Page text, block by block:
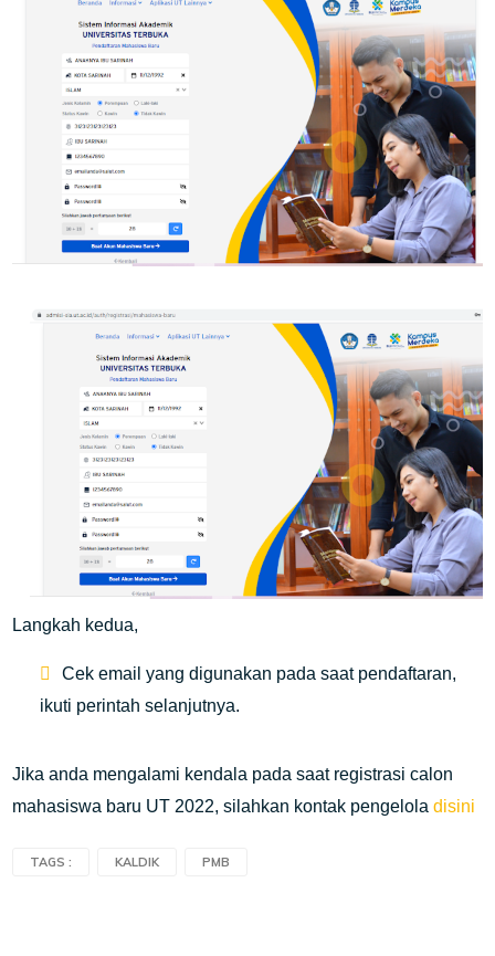
Langkah kedua,
Cek email yang digunakan pada saat pendaftaran,
ikuti perintah selanjutnya.
Jika anda mengalami kendala pada saat registrasi calon
mahasiswa baru UT 2022, silahkan kontak pengeloladisini
TAGS : KALDIK PMB